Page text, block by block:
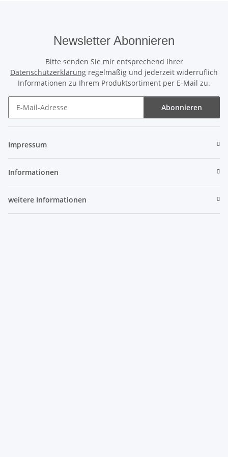
Newsletter Abonnieren
Bitte senden Sie mir entsprechend Ihrer
Datenschutzerklärung regelmäßig und jederzeit widerruflich
Informationen zu Ihrem Produktsortiment per E-Mail zu.
Abonnieren
Impressum
Informationen
weitere Informationen